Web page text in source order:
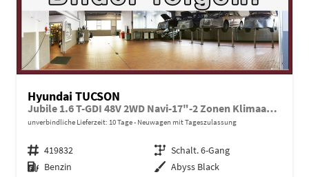
Hyundai TUCSON
Jubile 1.6 T-GDI 48V 2WD Navi-17"-2 Zonen Klimaautomatik-LED-Kamera-Sofort
unverbindliche Lieferzeit: 10 Tage Neuwagen mit Tageszulassung
Fahrzeugnr. 419832 Getriebe Schalt. 6-Gang
Kraftstoff Benzin Außenfarbe Abyss Black